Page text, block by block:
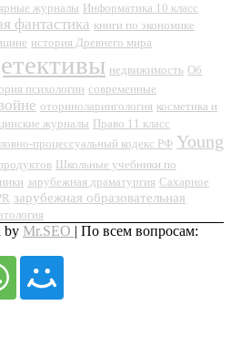
журналы Информатика 10 класс
фантастика книги по экономике
история Древнего мира
недвижимость Об
психологии современные
оториноларингология косметика и
журналы Право 11 класс
процессуальный кодекс РФ Young
Школьные учебники по
зарубежная драматургия Сахарное
зарубежная образовательная
by Mr.SEO | По всем вопросам: